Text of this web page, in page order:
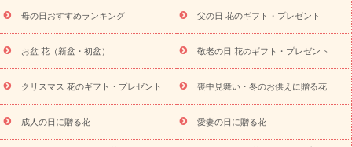
供え・お悔やみ商品一覧
お供え・お悔やみの花
四十九日法要
お供え プリザーブドフラワー
ペットのお供えフラワー
お盆
（新盆・初盆）
その他 お祝い返し お見舞い
お取り寄せ
ギフト
ビジネス用 ご自宅用 観葉植物 ミディ胡蝶蘭
リザーブドフラワー
スタイルから探す アレンジメント
花
束
スタンド花 お供え・お悔やみ 胡蝶蘭
蘭・花鉢
ミディ胡蝶蘭・お祝い ミディ胡蝶蘭・お供え
世界
母の日おすすめランキング 父の日 花のギフト・プレゼント
お盆 花（新盆・初盆） 敬老の日 花のギフト・プレゼント
クリスマス 花のギフト・プレゼント 喪中見舞い・冬のお供えに贈る花
成人の日に贈る花 愛妻の日に贈る花